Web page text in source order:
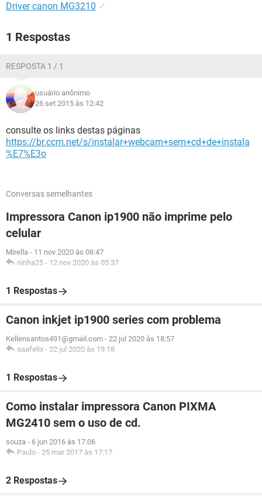
Driver canon MG3210 ✓
1 Respostas
RESPOSTA 1 / 1
usuário anônimo
26 set 2015 às 12:42
consulte os links destas páginas
https://br.ccm.net/s/instalar+webcam+sem+cd+de+instala
%E7%E3o
Conversas semelhantes
Impressora Canon ip1900 não imprime pelo
celular
Mirella - 11 nov 2020 às 08:47
ninha25 - 12 nov 2020 às 05:37
1 Respostas
Canon inkjet ip1900 series com problema
Kellensantos491@gmail.com - 22 jul 2020 às 18:57
aaafelix - 22 jul 2020 às 19:18
1 Respostas
Como instalar impressora Canon PIXMA
MG2410 sem o uso de cd.
souza - 6 jun 2016 às 17:06
Paulo - 25 mar 2017 às 17:17
2 Respostas